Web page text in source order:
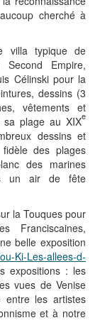
cherché à
villa typique de
Empire,
Célinski pour la
dessins (3
vêtements et
sa plage au XIXe
dessins et
fidèle des plages
des marines
un air de fête
la Touques pour
Franciscaines,
belle exposition
Ki-Les-allees-d-
expositions : les
vues de Venise
entre les artistes
et à notre